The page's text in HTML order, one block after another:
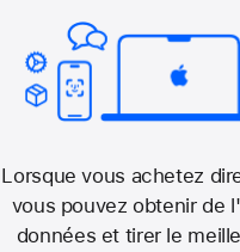
Lorsque vous achetez
vous pouvez obtenir de
données et tirer le